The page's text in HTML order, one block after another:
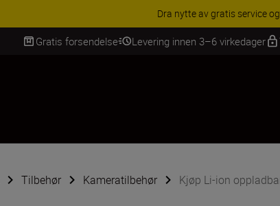
Dra nytte av gratis service
Gratis forsendelse Levering innen 3–6 virkedager
Tilbehør Kameratilbehør Kjøp Li-ion